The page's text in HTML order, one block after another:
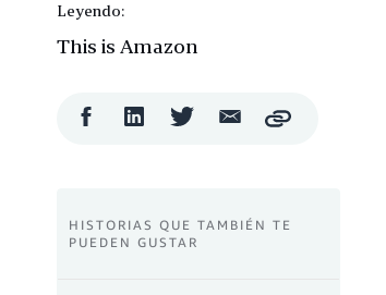
Leyendo:
This is Amazon
CompartirCompartirCompartirCompartir
Copy
HISTORIAS QUE TAMBIÉN TE
PUEDEN GUSTAR